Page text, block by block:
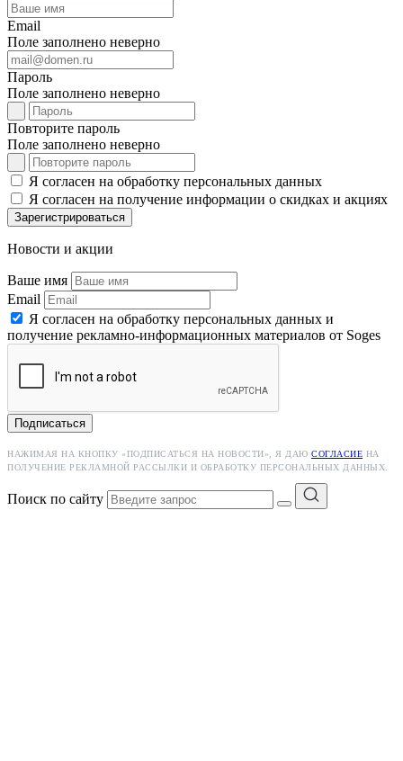
Email
Поле заполнено неверно
Пароль
Поле заполнено неверно
Повторите пароль
Поле заполнено неверно
Я согласен на обработку персональных данных
Я согласен на получение информации о скидках и акциях
Зарегистрироваться
Новости и акции
Ваше имя
Email
Я согласен на обработку персональных данных и
получение рекламно-информационных материалов от Soges
Подписаться
НАЖИМАЯ НА КНОПКУ «ПОДПИСАТЬСЯ НА НОВОСТИ», Я ДАЮ СОГЛАСИЕ НА
ПОЛУЧЕНИЕ РЕКЛАМНОЙ РАССЫЛКИ И ОБРАБОТКУ ПЕРСОНАЛЬНЫХ ДАННЫХ.
Поиск по сайту